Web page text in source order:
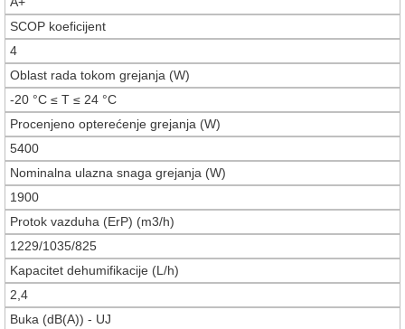
SCOP koeficijent
4
Oblast rada tokom grejanja (W)
-20 °C ≤ T ≤ 24 °C
Procenjeno opterećenje grejanja (W)
5400
Nominalna ulazna snaga grejanja (W)
1900
Protok vazduha (ErP) (m3/h)
1229/1035/825
Kapacitet dehumifikacije (L/h)
2,4
Buka (dB(A)) - UJ